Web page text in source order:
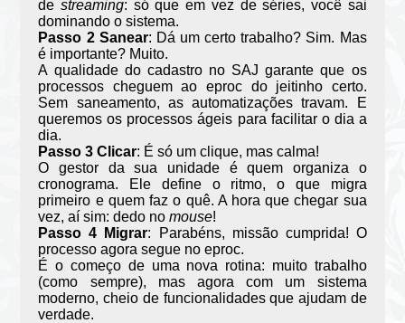
destreaming: só que em vez de séries, você sai
dominando o sistema.
Passo 2 Sanear: Dá um certo trabalho? Sim. Mas
é importante? Muito.
A qualidade do cadastro no SAJ garante que os
processos cheguem ao eproc do jeitinho certo.
Sem saneamento, as automatizações travam. E
queremos os processos ágeis para facilitar o dia a
dia.
Passo 3 Clicar: É só um clique, mas calma!
O gestor da sua unidade é quem organiza o
cronograma. Ele define o ritmo, o que migra
primeiro e quem faz o quê. A hora que chegar sua
vez, aí sim: dedo nomouse!
Passo 4 Migrar: Parabéns, missão cumprida! O
processo agora segue no eproc.
É o começo de uma nova rotina: muito trabalho
(como sempre), mas agora com um sistema
moderno, cheio de funcionalidades que ajudam de
verdade.